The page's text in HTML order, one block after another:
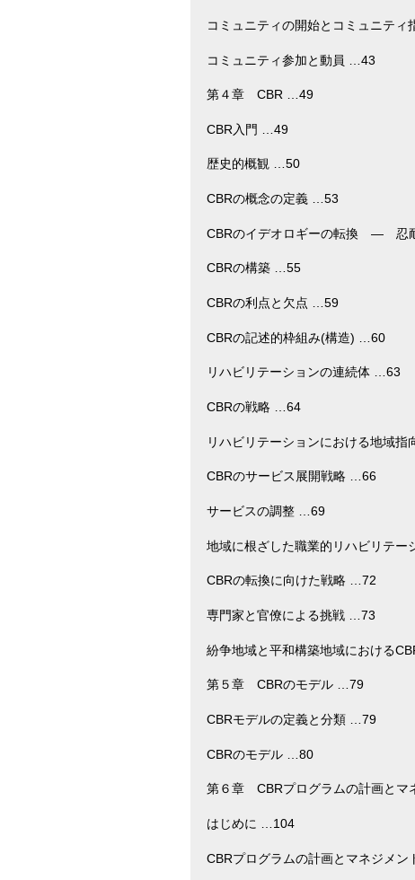
コミュニティの開始とコミュニテ
コミュニティ参加と動員 …43
第４章 CBR …49
CBR入門 …49
歴史的概観 …50
CBRの概念の定義 …53
CBRのイデオロギーの転換 ― 忍
CBRの構築 …55
CBRの利点と欠点 …59
CBRの記述的枠組み(構造) …60
リハビリテーションの連続体 …63
CBRの戦略 …64
リハビリテーションにおける地域
CBRのサービス展開戦略 …66
サービスの調整 …69
地域に根ざした職業的リハビリテ
CBRの転換に向けた戦略 …72
専門家と官僚による挑戦 …73
紛争地域と平和構築地域における
第５章 CBRのモデル …79
CBRモデルの定義と分類 …79
CBRのモデル …80
第６章 CBRプログラムの計画とマ
はじめに …104
CBRプログラムの計画とマネジメ